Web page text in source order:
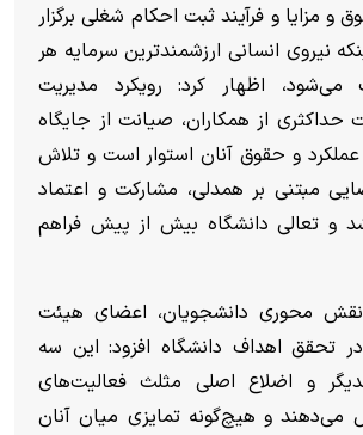
و مزایا و فرآیند ثبت احکام شغلی برگزار
نیروی انسانی ارزشمندترین سرمایه هر
اظهار کرد: رویکرد مدیریت
حداکثری از همکاران، صیانت از جایگاه
عملکرد و حقوق آنان استوار است و تلاش
مبتنی بر همدلی، مشارکت و اعتماد
و تعالی دانشگاه بیش از پیش فراهم
نقش محوری دانشجویان، اعضای هیئت
تحقق اهداف دانشگاه افزود: این سه
و اضلاع اصلی مثلث فعالیت‌های
می‌دهند و هیچ‌گونه تمایزی میان آنان